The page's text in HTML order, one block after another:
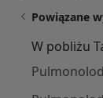
Powiązane
W pobliżu